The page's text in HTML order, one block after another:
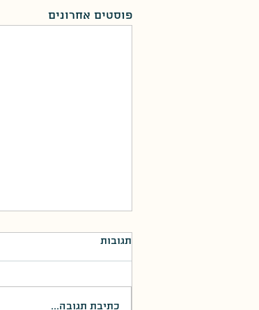
פוסטים אחרונים
תגובות
כתיבת תגובה...